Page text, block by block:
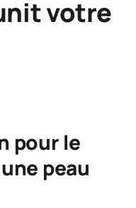
votre
pour le
peau